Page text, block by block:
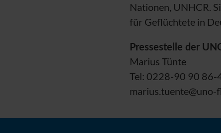
Nationen, UNHCR .
für Geflüchtete in
Pressestelle der
Marius Tünte
Tel: 0228-90 90 86-